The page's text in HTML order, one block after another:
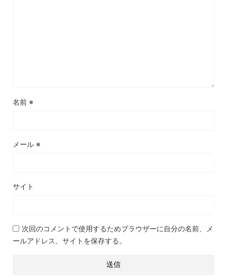
名前 ※
メール ※
サイト
次回のコメントで使用するためブラウザーに自分の名前、メ
ールアドレス、サイトを保存する。